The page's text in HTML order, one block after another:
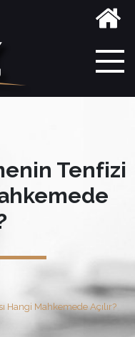
Tenfizi
Hangi Mahkemede Açılır?